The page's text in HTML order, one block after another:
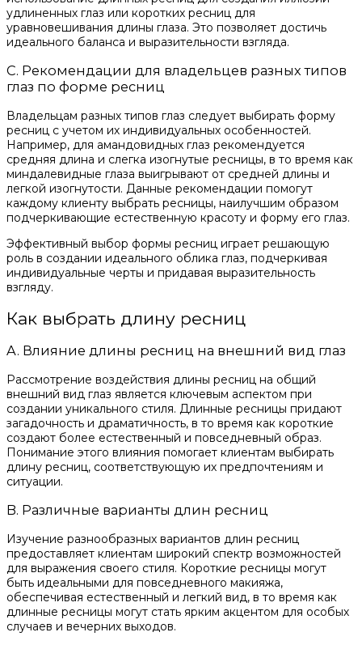
удлиненных глаз или коротких ресниц для
уравновешивания длины глаза. Это позволяет достичь
идеального баланса и выразительности взгляда.
C. Рекомендации для владельцев разных типов
глаз по форме ресниц
Владельцам разных типов глаз следует выбирать форму
ресниц с учетом их индивидуальных особенностей.
Например, для амандовидных глаз рекомендуется
средняя длина и слегка изогнутые ресницы, в то время как
миндалевидные глаза выигрывают от средней длины и
легкой изогнутости. Данные рекомендации помогут
каждому клиенту выбрать ресницы, наилучшим образом
подчеркивающие естественную красоту и форму его глаз.
Эффективный выбор формы ресниц играет решающую
роль в создании идеального облика глаз, подчеркивая
индивидуальные черты и придавая выразительность
взгляду.
Как выбрать длину ресниц
A. Влияние длины ресниц на внешний вид глаз
Рассмотрение воздействия длины ресниц на общий
внешний вид глаз является ключевым аспектом при
создании уникального стиля. Длинные ресницы придают
загадочность и драматичность, в то время как короткие
создают более естественный и повседневный образ.
Понимание этого влияния помогает клиентам выбирать
длину ресниц, соответствующую их предпочтениям и
ситуации.
B. Различные варианты длин ресниц
Изучение разнообразных вариантов длин ресниц
предоставляет клиентам широкий спектр возможностей
для выражения своего стиля. Короткие ресницы могут
быть идеальными для повседневного макияжа,
обеспечивая естественный и легкий вид, в то время как
длинные ресницы могут стать ярким акцентом для особых
случаев и вечерних выходов.